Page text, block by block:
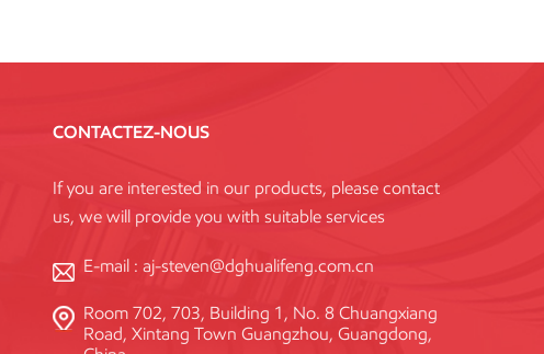
Chine
Échafaudage à
verrouillage annulaire
haute résistance, norme
Système de coffrage en
acier réutilisable à haute
CONTACTEZ-NOUS
If you are interested in our products, please contact
us, we will provide you with suitable services
E-mail : aj-steven@dghualifeng.com.cn
Room 702, 703, Building 1, No. 8 Chuangxiang
Road, Xintang Town Guangzhou, Guangdong,